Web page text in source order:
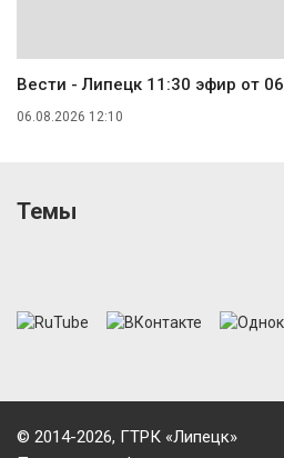
Вести - Липецк 11:30 эфир от
06.08.2026 12:10
Темы
© 2014-2026, ГТРК «Липецк»